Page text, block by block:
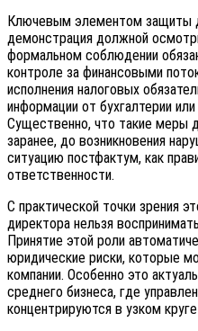
Ключевым элементом защиты
демонстрация должной
формальном соблюдении
контроле за финансовыми
исполнения налоговых
информации от бухгалтерии
Существенно, что такие меры
заранее, до возникновения
ситуацию постфактум, как
ответственности.
С практической точки зрения
директора нельзя
Принятие этой роли
юридические риски, которые
компании. Особенно это
среднего бизнеса, где
концентрируются в узком